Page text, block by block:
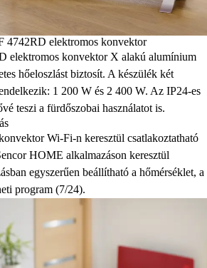
4742RD elektromos konvektor
elektromos konvektor X alakú alumínium
hőeloszlást biztosít. A készülék két
1 200 W és 2 400 W. Az IP24-es
teszi a fürdőszobai használatot is.
Wi-Fi-n keresztül csatlakoztatható
HOME alkalmazáson keresztül
egyszerűen beállítható a hőmérséklet, a
program (7/24).